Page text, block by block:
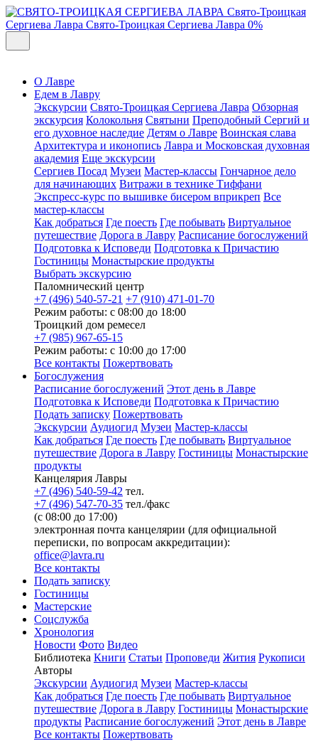
Свято-Троицкая
Сергиева Лавра Свято-Троицкая Сергиева Лавра 0%
О Лавре
Едем в Лавру
Экскурсии Свято-Троицкая Сергиева Лавра Обзорная
экскурсия Колокольня Святыни Преподобный Сергий и
его духовное наследие Детям о Лавре Воинская слава
Архитектура и иконопись Лавра и Московская духовная
академия Еще экскурсии
Сергиев Посад Музеи Мастер-классы Гончарное дело
для начинающих Витражи в технике Тиффани
Экспресс-курс по вышивке бисером вприкреп Все
мастер-классы
Как добраться Где поесть Где побывать Виртуальное
путешествие Дорога в Лавру Расписание богослужений
Подготовка к Исповеди Подготовка к Причастию
Гостиницы Монастырские продукты
Выбрать экскурсию
Паломнический центр
+7 (496) 540-57-21 +7 (910) 471-01-70
Режим работы: с 08:00 до 18:00
Троицкий дом ремесел
+7 (985) 967-65-15
Режим работы: с 10:00 до 17:00
Все контакты Пожертвовать
Богослужения
Расписание богослужений Этот день в Лавре
Подготовка к Исповеди Подготовка к Причастию
Подать записку Пожертвовать
Экскурсии Аудиогид Музеи Мастер-классы
Как добраться Где поесть Где побывать Виртуальное
путешествие Дорога в Лавру Гостиницы Монастырские
продукты
Канцелярия Лавры
+7 (496) 540-59-42 тел.
+7 (496) 547-70-35 тел./факс
(с 08:00 до 17:00)
электронная почта канцелярии (для официальной
переписки, по вопросам аккредитации):
office@lavra.ru
Все контакты
Подать записку
Гостиницы
Мастерские
Соцслужба
Хронология
Новости Фото Видео
Библиотека Книги Статьи Проповеди Жития Рукописи
Авторы
Экскурсии Аудиогид Музеи Мастер-классы
Как добраться Где поесть Где побывать Виртуальное
путешествие Дорога в Лавру Гостиницы Монастырские
продукты Расписание богослужений Этот день в Лавре
Все контакты Пожертвовать